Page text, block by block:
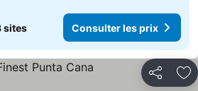
sites Consulter les prix
Partager